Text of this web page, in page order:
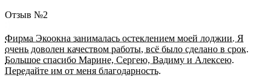
Отзыв №2
Фирма Экоокна занималась остеклением моей лоджии. Я
очень доволен качеством работы, всё было сделано в срок.
Большое спасибо Марине, Сергею, Вадиму и Алексею.
Передайте им от меня благодарность.